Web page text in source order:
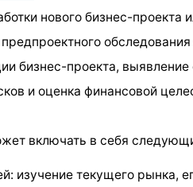
нового бизнес-проекта
обследования
бизнес-проекта,
и оценка финансовой
включать в себя
изучение текущего рынка,